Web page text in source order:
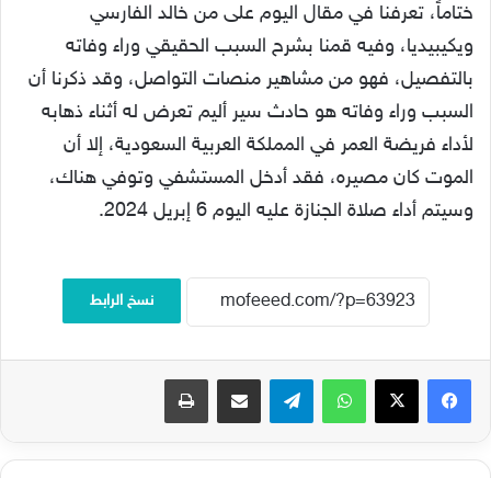
ختاماً، تعرفنا في مقال اليوم على من خالد الفارسي
ويكيبيديا، وفيه قمنا بشرح السبب الحقيقي وراء وفاته
بالتفصيل، فهو من مشاهير منصات التواصل، وقد ذكرنا أن
السبب وراء وفاته هو حادث سير أليم تعرض له أثناء ذهابه
لأداء فريضة العمر في المملكة العربية السعودية، إلا أن
الموت كان مصيره، فقد أدخل المستشفي وتوفي هناك،
وسيتم أداء صلاة الجنازة عليه اليوم 6 إبريل 2024.
نسخ الرابط
فيسبوك‫X واتساب تيلقرام مشاركة عبر البريد طباعة